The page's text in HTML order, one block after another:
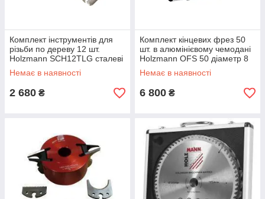
Комплект інструментів для
різьби по дереву 12 шт.
Holzmann SCH12TLG сталеві
кільця дерев'яний футляр
новий для дерева
Немає в наявності
2 680 ₴
Комплект кінцевих фрез 50
шт. в алюмінієвому чемодані
Holzmann OFS 50 діаметр 8
мм твердосплавні леза маса
1 кг
Немає в наявності
6 800 ₴